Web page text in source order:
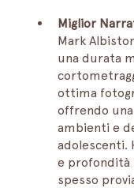
Miglior
Mark
una durata
ottima
offrendo
ambienti e
adolescenti.
e
spesso